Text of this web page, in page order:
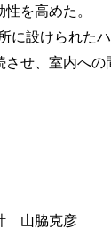
を高めた。
設けられた
せ、室内へ
山脇克彦